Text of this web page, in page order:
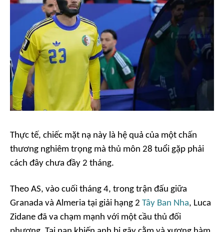
Thực tế, chiếc mặt nạ này là hệ quả của một chấn
thương nghiêm trọng mà thủ môn 28 tuổi gặp phải
cách đây chưa đầy 2 tháng.
Theo AS, vào cuối tháng 4, trong trận đấu giữa
Granada và Almeria tại giải hạng 2 Tây Ban Nha, Luca
Zidane đã va chạm mạnh với một cầu thủ đối